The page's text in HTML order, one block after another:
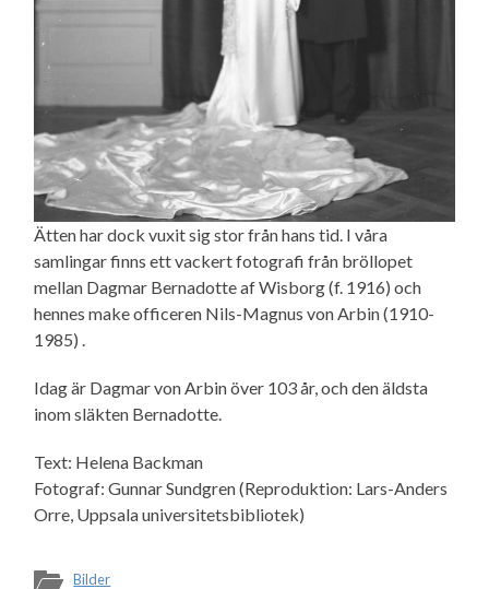
Ätten har dock vuxit sig stor från hans tid. I våra
samlingar finns ett vackert fotografi från bröllopet
mellan Dagmar Bernadotte af Wisborg (f. 1916) och
hennes make officeren Nils-Magnus von Arbin (1910-
1985) .
Idag är Dagmar von Arbin över 103 år, och den äldsta
inom släkten Bernadotte.
Text: Helena Backman
Fotograf: Gunnar Sundgren (Reproduktion: Lars-Anders
Orre, Uppsala universitetsbibliotek)
Bilder